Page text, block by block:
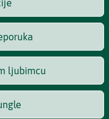
ljubimcu